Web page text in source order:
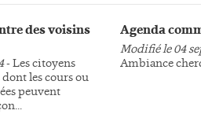
des voisins
- Les citoyens
les cours ou
peuvent
Agenda
Modifié le 04
Ambiance